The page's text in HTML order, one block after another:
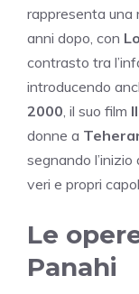
rappresenta una
anni dopo, con
contrasto tra
introducendo
2000, il suo film
donne a
segnando
veri e propri
Le
Panahi